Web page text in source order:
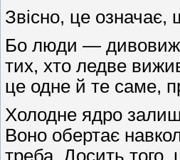
Звісно, це означає,
Бо люди —
тих, хто ледве
це одне й те саме,
Холодне ядро
Воно обертає
треба. Досить того,